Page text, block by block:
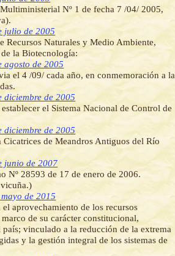
Nº 1 de fecha 7 /04/ 2005,
julio de 2005
Recursos Naturales y Medio Ambiente,
la Biotecnología:
agosto de 2005
el 4 /09/ cada año, en conmemoración a la
diciembre de 2005
el Sistema Nacional de Control de
diciembre de 2005
de Meandros Antiguos del Río
junio de 2007
Nº 28593 de 17 de enero de 2006.
de 2015
aprovechamiento de los recursos
de su carácter constitucional,
vinculado a la reducción de la extrema
y la gestión integral de los sistemas de